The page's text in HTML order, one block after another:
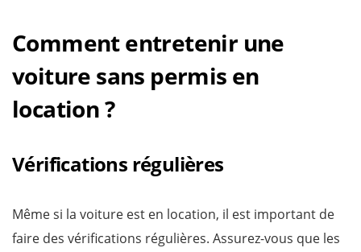
Comment entretenir une
voiture sans permis en
location ?
Vérifications régulières
Même si la voiture est en location, il est important de
faire des vérifications régulières. Assurez-vous que les